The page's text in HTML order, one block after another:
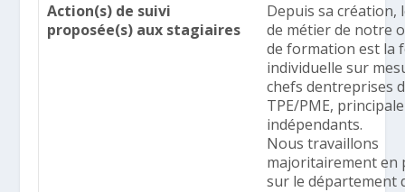
Action(s) de suivi
proposée(s) aux stagiaires
Depuis sa création,
de métier de notre
de formation est la
individuelle sur
chefs dentreprises
TPE/PME,
indépendants.
Nous travaillons
majoritairement en
sur le département